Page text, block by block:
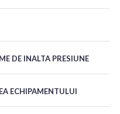
DE INALTA PRESIUNE
ECHIPAMENTULUI